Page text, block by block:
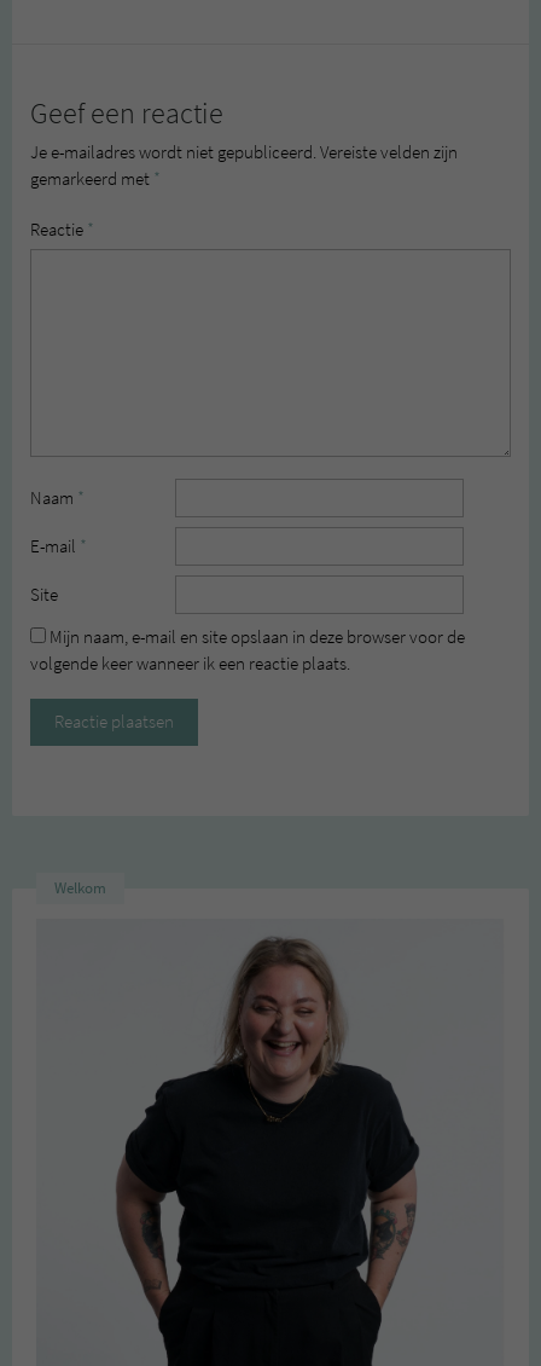
Geef een reactie
Je e-mailadres wordt niet gepubliceerd. Vereiste velden zijn
gemarkeerd met *
Reactie *
Naam *
E-mail *
Site
Mijn naam, e-mail en site opslaan in deze browser voor de
volgende keer wanneer ik een reactie plaats.
Welkom